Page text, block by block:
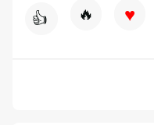
👍 🔥 ♥